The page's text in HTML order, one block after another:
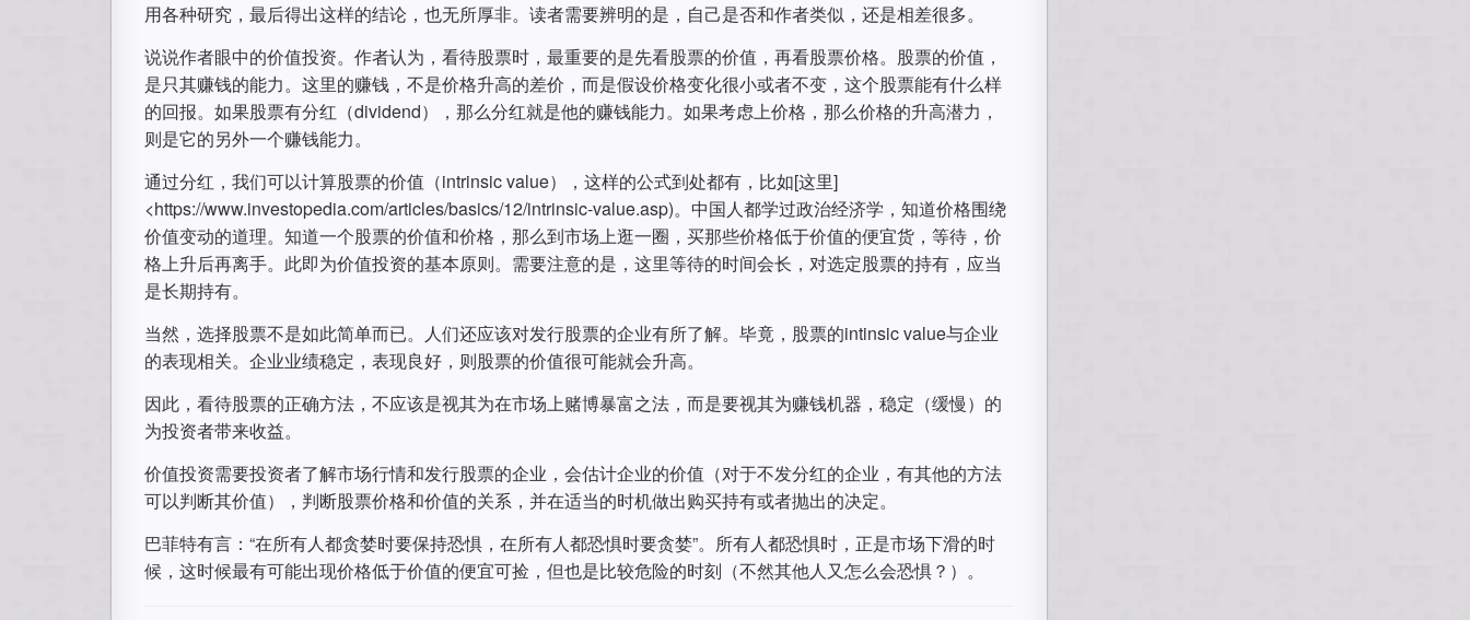
用各种研究，最后得出这样的结论，也无所厚非。读者需要辨明的是，自己是否和作者类似，还是相差很多。
说说作者眼中的价值投资。作者认为，看待股票时，最重要的是先看股票的价值，再看股票价格。股票的价值，
是只其赚钱的能力。这里的赚钱，不是价格升高的差价，而是假设价格变化很小或者不变，这个股票能有什么样
的回报。如果股票有分红（dividend），那么分红就是他的赚钱能力。如果考虑上价格，那么价格的升高潜力，
则是它的另外一个赚钱能力。
通过分红，我们可以计算股票的价值（intrinsic value），这样的公式到处都有，比如[这里]
<https://www.investopedia.com/articles/basics/12/intrinsic-value.asp)。中国人都学过政治经济学，知道价格围绕
价值变动的道理。知道一个股票的价值和价格，那么到市场上逛一圈，买那些价格低于价值的便宜货，等待，价
格上升后再离手。此即为价值投资的基本原则。需要注意的是，这里等待的时间会长，对选定股票的持有，应当
是长期持有。
当然，选择股票不是如此简单而已。人们还应该对发行股票的企业有所了解。毕竟，股票的intinsic value与企业
的表现相关。企业业绩稳定，表现良好，则股票的价值很可能就会升高。
因此，看待股票的正确方法，不应该是视其为在市场上赌博暴富之法，而是要视其为赚钱机器，稳定（缓慢）的
为投资者带来收益。
价值投资需要投资者了解市场行情和发行股票的企业，会估计企业的价值（对于不发分红的企业，有其他的方法
可以判断其价值），判断股票价格和价值的关系，并在适当的时机做出购买持有或者抛出的决定。
巴菲特有言：“在所有人都贪婪时要保持恐惧，在所有人都恐惧时要贪婪”。所有人都恐惧时，正是市场下滑的时
候，这时候最有可能出现价格低于价值的便宜可捡，但也是比较危险的时刻（不然其他人又怎么会恐惧？）。